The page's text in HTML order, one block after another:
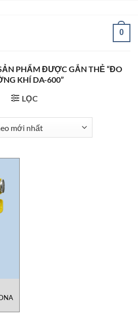
0
PHẨM ĐƯỢC GẮN THẺ “ĐO
KHÍ DA-600”
LỌC